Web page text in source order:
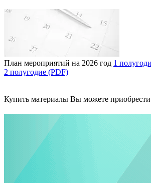
План мероприятий на 2026 год 1
2 полугодие (PDF)
Купить материалы Вы можете